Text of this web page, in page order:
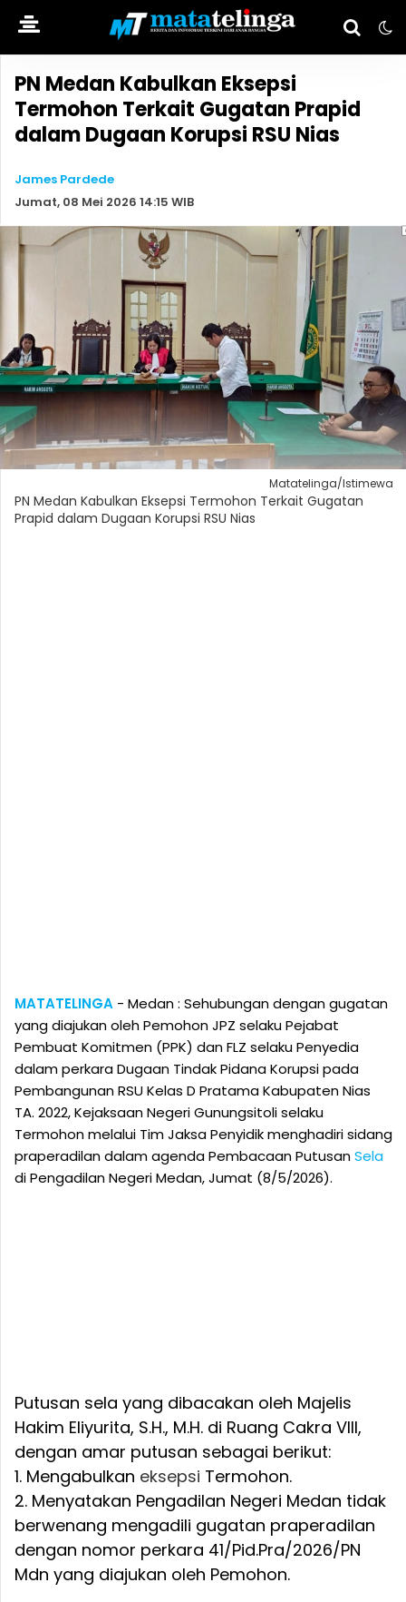
PN Medan Kabulkan Eksepsi
Termohon Terkait Gugatan Prapid
dalam Dugaan Korupsi RSU Nias
James Pardede
Jumat, 08 Mei 2026 14:15 WIB
Matatelinga/Istimewa
PN Medan Kabulkan Eksepsi Termohon Terkait Gugatan
Prapid dalam Dugaan Korupsi RSU Nias
MATATELINGA - Medan : Sehubungan dengan gugatan
yang diajukan oleh Pemohon JPZ selaku Pejabat
Pembuat Komitmen (PPK) dan FLZ selaku Penyedia
dalam perkara Dugaan Tindak Pidana Korupsi pada
Pembangunan RSU Kelas D Pratama Kabupaten Nias
TA. 2022, Kejaksaan Negeri Gunungsitoli selaku
Termohon melalui Tim Jaksa Penyidik menghadiri sidang
praperadilan dalam agenda Pembacaan PutusanSela
di Pengadilan Negeri Medan, Jumat (8/5/2026).
Putusan sela yang dibacakan oleh Majelis
Hakim Eliyurita, S.H., M.H. di Ruang Cakra VIII,
dengan amar putusan sebagai berikut:
1. Mengabulkan eksepsi Termohon.
2. Menyatakan Pengadilan Negeri Medan tidak
berwenang mengadili gugatan praperadilan
dengan nomor perkara 41/Pid.Pra/2026/PN
Mdn yang diajukan oleh Pemohon.